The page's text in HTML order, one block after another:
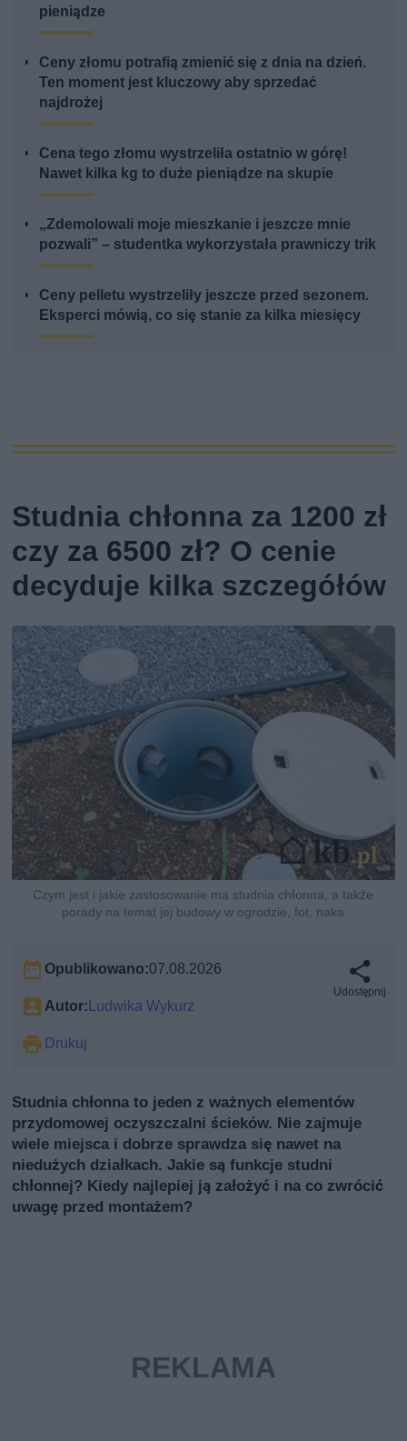
pieniądze
Ceny złomu potrafią zmienić się z dnia na dzień.
Ten moment jest kluczowy aby sprzedać
najdrożej
Cena tego złomu wystrzeliła ostatnio w górę!
Nawet kilka kg to duże pieniądze na skupie
„Zdemolowali moje mieszkanie i jeszcze mnie
pozwali” – studentka wykorzystała prawniczy trik
Ceny pelletu wystrzeliły jeszcze przed sezonem.
Eksperci mówią, co się stanie za kilka miesięcy
Studnia chłonna za 1200 zł
czy za 6500 zł? O cenie
decyduje kilka szczegółów
Czym jest i jakie zastosowanie ma studnia chłonna, a także
porady na temat jej budowy w ogrodzie, fot. naka
Opublikowano:07.08.2026
Autor: Ludwika Wykurz
Drukuj
Udostępnij
Studnia chłonna to jeden z ważnych elementów
przydomowej oczyszczalni ścieków. Nie zajmuje
wiele miejsca i dobrze sprawdza się nawet na
niedużych działkach. Jakie są funkcje studni
chłonnej? Kiedy najlepiej ją założyć i na co zwrócić
uwagę przed montażem?